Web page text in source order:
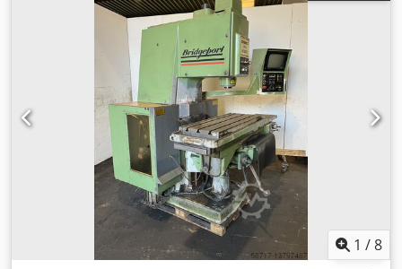
overhead return rollers positioned in front of the lower
head, plus an additional roller device for short workpieces
- 4 spindles: bottom 5.5 kW, right 5.5 kW, left 5.5 kW, top
7.5 kW The machine is in very good condition, with little
use. Equipped with spiral cutterheads on the bottom,
right, and left spindles, and a Tersa knife head on the top
spindle.
1 /8